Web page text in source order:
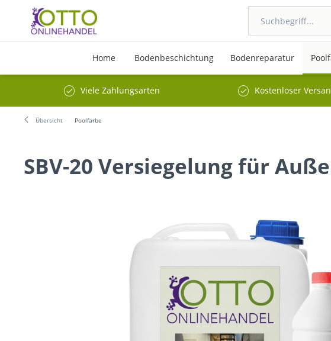
Home Bodenbeschichtung Bodenreparatur
Viele Zahlungsarten Kostenloser
Übersicht Poolfarbe
SBV-20 Versiegelung für